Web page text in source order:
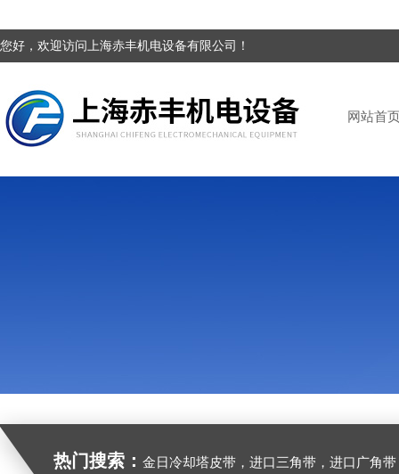
您好，欢迎访问上海赤丰机电设备有限公司！
网站首
热门搜索： 金日冷却塔皮带，进口三角带，进口广角带，进口同步带，进口空压机皮